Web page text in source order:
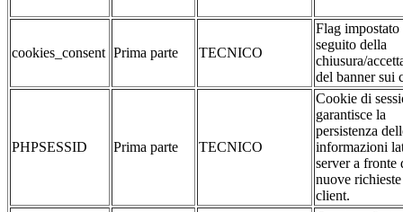
cookies_consent Prima parte TECNICO
Flag impostato
seguito della
chiusura/
del banner sui
PHPSESSID Prima parte TECNICO
Cookie di
garantisce la
persistenza
informazioni
server a fronte
nuove
client.